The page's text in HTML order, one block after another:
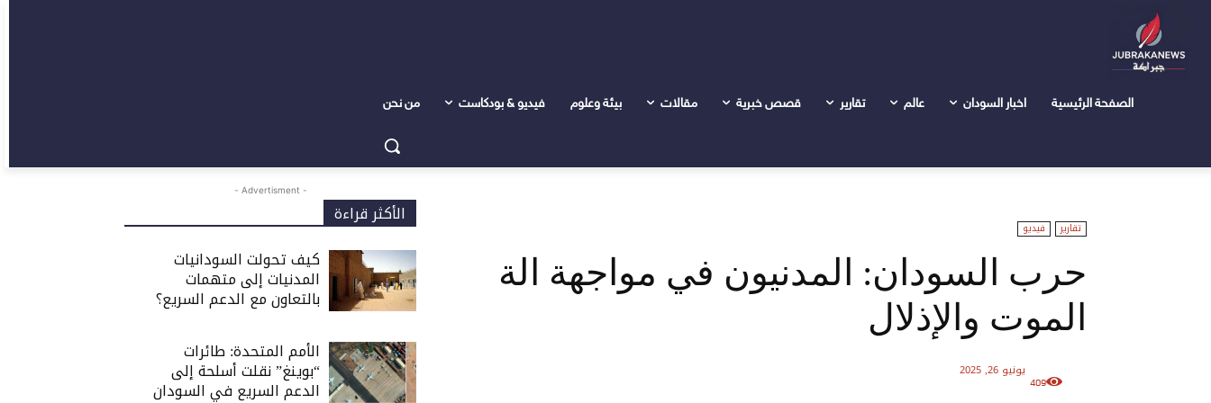
الصفحة الرئيسية اخبار السودان عالم تقارير قصص خبرية مقالات بيئة وعلوم فيديو & بودكاست من نحن
تقارير فيديو
حرب السودان: المدنيون في مواجهة الة
الموت والإذلال
يونيو 26, 2025
409
- Advertisment -
الأكثر قراءة
كيف تحولت السودانيات
المدنيات إلى متهمات
بالتعاون مع الدعم السريع؟
الأمم المتحدة: طائرات
“بوينغ” نقلت أسلحة إلى
الدعم السريع في السودان